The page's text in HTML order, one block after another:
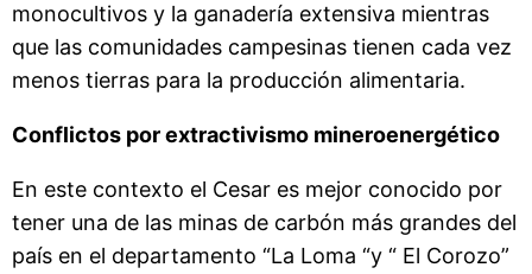
monocultivos y la ganadería extensiva mientras
que las comunidades campesinas tienen cada vez
menos tierras para la producción alimentaria.
Conflictos por extractivismo mineroenergético
En este contexto el Cesar es mejor conocido por
tener una de las minas de carbón más grandes del
país en el departamento “La Loma “y “ El Corozo”